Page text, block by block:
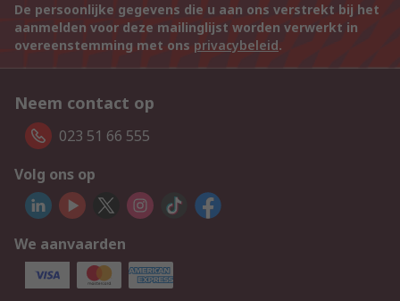
De persoonlijke gegevens die u aan ons verstrekt bij het
aanmelden voor deze mailinglijst worden verwerkt in
overeenstemming met ons privacybeleid.
Neem contact op
023 51 66 555
Volg ons op
We aanvaarden